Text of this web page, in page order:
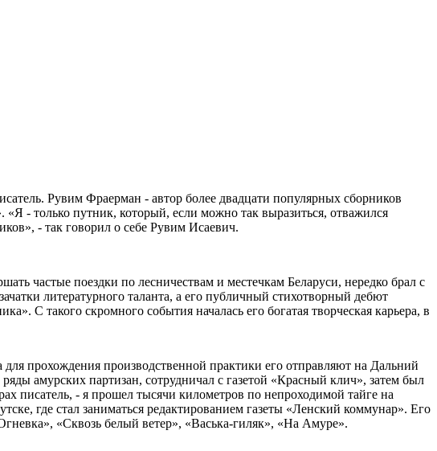
Рувим Фраерман - автор более двадцати популярных сборников
- только путник, который, если можно так выразиться, отважился
- так говорил о себе Рувим Исаевич.
частые поездки по лесничествам и местечкам Беларуси, нередко брал с
литературного таланта, а его публичный стихотворный дебют
С такого скромного события началась его богатая творческая карьера, в
прохождения производственной практики его отправляют на Дальний
амурских партизан, сотрудничал с газетой «Красный клич», затем был
писатель, - я прошел тысячи километров по непроходимой тайге на
где стал заниматься редактированием газеты «Ленский коммунар». Его
«Сквозь белый ветер», «Васька-гиляк», «На Амуре».